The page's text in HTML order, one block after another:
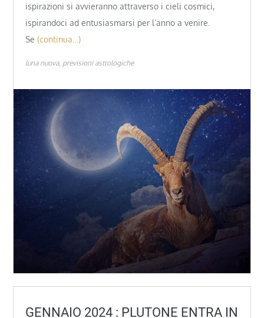
ispirazioni si avvieranno attraverso i cieli cosmici,
ispirandoci ad entusiasmarsi per l’anno a venire.
Se (continua…)
luna nuova previsioni astrologiche
GENNAIO 2024 : PLUTONE ENTRA IN